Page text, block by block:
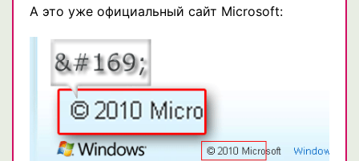
А это уже официальный сайт Microsoft: